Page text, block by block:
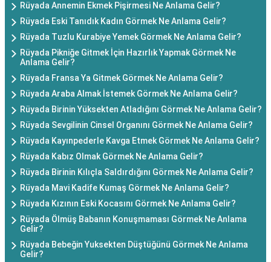
Rüyada Annemin Ekmek Pişirmesi Ne Anlama Gelir?
Rüyada Eski Tanıdık Kadın Görmek Ne Anlama Gelir?
Rüyada Tuzlu Kurabiye Yemek Görmek Ne Anlama Gelir?
Rüyada Pikniğe Gitmek İçin Hazırlık Yapmak Görmek Ne
Anlama Gelir?
Rüyada Fransa Ya Gitmek Görmek Ne Anlama Gelir?
Rüyada Araba Almak İstemek Görmek Ne Anlama Gelir?
Rüyada Birinin Yüksekten Atladığını Görmek Ne Anlama Gelir?
Rüyada Sevgilinin Cinsel Organını Görmek Ne Anlama Gelir?
Rüyada Kayınpederle Kavga Etmek Görmek Ne Anlama Gelir?
Rüyada Kabız Olmak Görmek Ne Anlama Gelir?
Rüyada Birinin Kılıçla Saldırdığını Görmek Ne Anlama Gelir?
Rüyada Mavi Kadife Kumaş Görmek Ne Anlama Gelir?
Rüyada Kızının Eski Kocasını Görmek Ne Anlama Gelir?
Rüyada Ölmüş Babanın Konuşmaması Görmek Ne Anlama
Gelir?
Rüyada Bebeğin Yuksekten Düştüğünü Görmek Ne Anlama
Gelir?